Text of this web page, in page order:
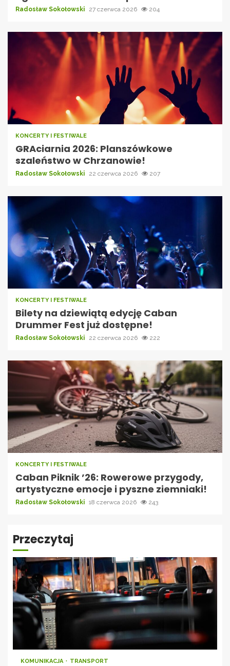
Radosław Sokołowski 27 czerwca 2026 204
KONCERTY I FESTIWALE
GRAciarnia 2026: Planszówkowe
szaleństwo w Chrzanowie!
Radosław Sokołowski 22 czerwca 2026 207
KONCERTY I FESTIWALE
Bilety na dziewiątą edycję Caban
Drummer Fest już dostępne!
Radosław Sokołowski 22 czerwca 2026 222
KONCERTY I FESTIWALE
Caban Piknik ’26: Rowerowe przygody,
artystyczne emocje i pyszne ziemniaki!
Radosław Sokołowski 18 czerwca 2026 243
Przeczytaj
KOMUNIKACJA TRANSPORT